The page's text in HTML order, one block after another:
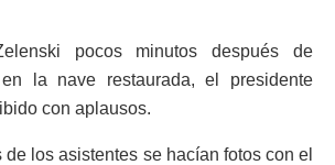
pocos minutos después de
la nave restaurada, el presidente
con aplausos.
de los asistentes se hacían fotos con el